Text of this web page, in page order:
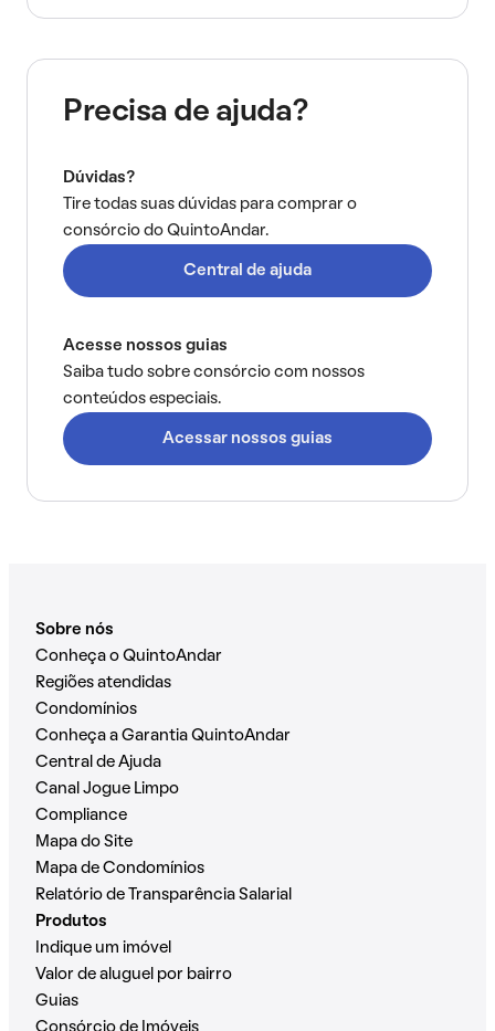
Precisa de ajuda?
Dúvidas?
Tire todas suas dúvidas para comprar o
consórcio do QuintoAndar.
Central de ajuda
Acesse nossos guias
Saiba tudo sobre consórcio com nossos
conteúdos especiais.
Acessar nossos guias
Sobre nós
Conheça o QuintoAndar
Regiões atendidas
Condomínios
Conheça a Garantia QuintoAndar
Central de Ajuda
Canal Jogue Limpo
Compliance
Mapa do Site
Mapa de Condomínios
Relatório de Transparência Salarial
Produtos
Indique um imóvel
Valor de aluguel por bairro
Guias